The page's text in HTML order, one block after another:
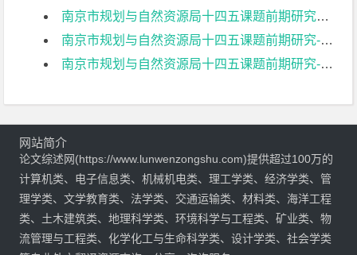
南京市规划与自然资源局十四五课题前期研究文献综述
南京市规划与自然资源局十四五课题前期研究-国土空间规划的实施保障机制研究文献综述
南京市规划与自然资源局十四五课题前期研究-城市空间特色发展研究文献综述
网站简介
论文综述网(https://www.lunwenzongshu.com)提供超过100万的
计算机类、电子信息类、机械机电类、理工学类、经济学类、管
理学类、文学教育类、法学类、交通运输类、材料类、海洋工程
类、土木建筑类、地理科学类、环境科学与工程类、矿业类、物
流管理与工程类、化学化工与生命科学类、设计学类、社会学类